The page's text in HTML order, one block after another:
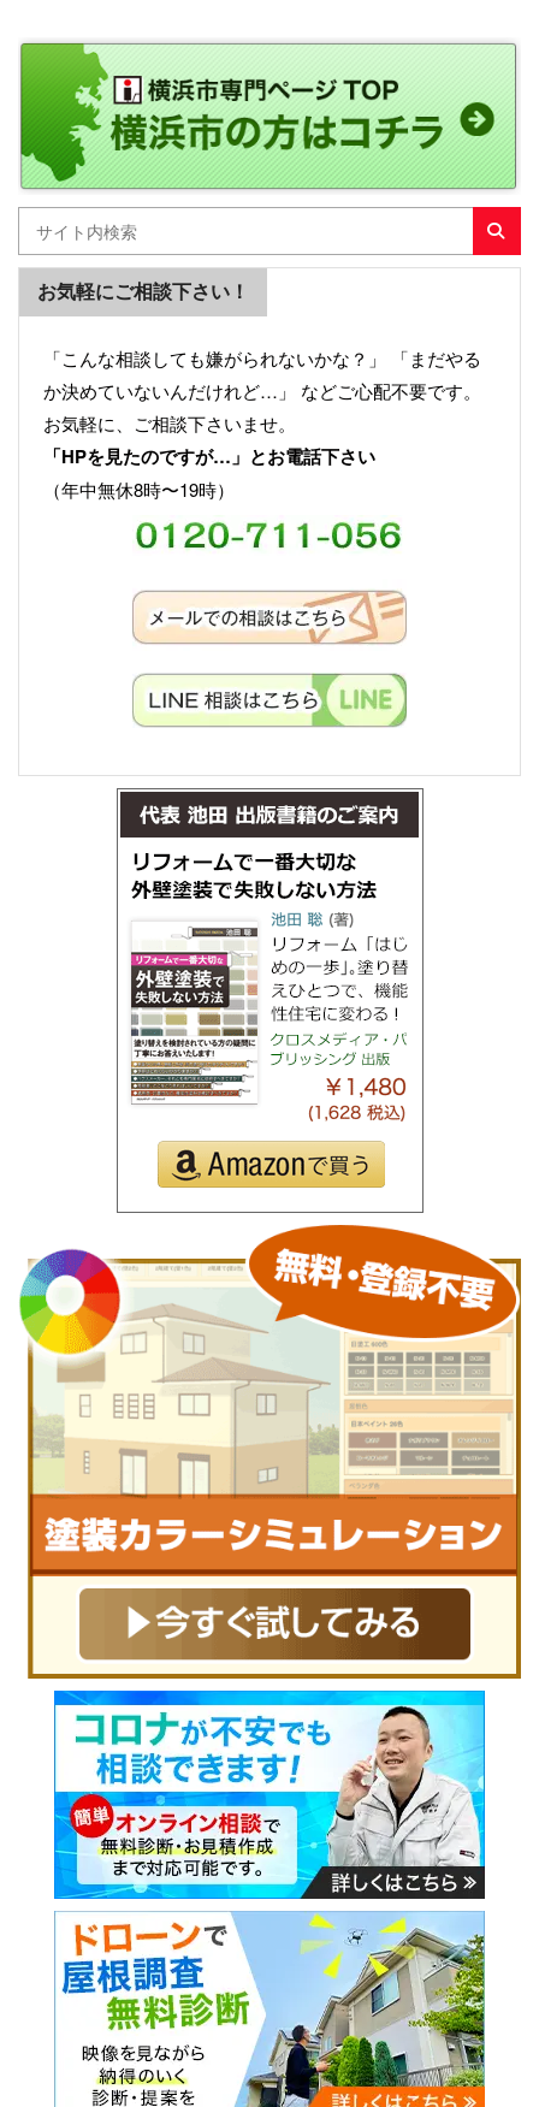
お気軽にご相談下さい！
「こんな相談しても嫌がられないかな？」 「まだやる
か決めていないんだけれど…」 などご心配不要です。
お気軽に、ご相談下さいませ。
「HPを見たのですが…」とお電話下さい
（年中無休8時〜19時）